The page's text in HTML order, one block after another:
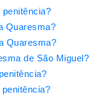
Quaresma?
Quaresma?
de São Miguel?